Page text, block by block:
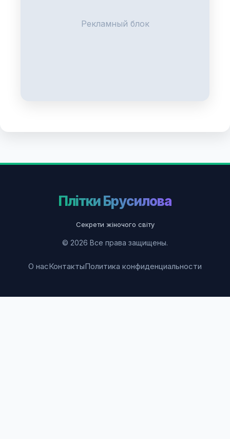
Рекламный блок
Плітки Брусилова
Секрети жіночого світу
© 2026 Все права защищены.
О насКонтактыПолитика конфиденциальности